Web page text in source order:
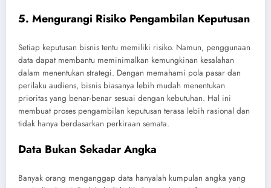
5. Mengurangi Risiko Pengambilan Keputusan
Setiap keputusan bisnis tentu memiliki risiko. Namun, penggunaan
data dapat membantu meminimalkan kemungkinan kesalahan
dalam menentukan strategi. Dengan memahami pola pasar dan
perilaku audiens, bisnis biasanya lebih mudah menentukan
prioritas yang benar-benar sesuai dengan kebutuhan. Hal ini
membuat proses pengambilan keputusan terasa lebih rasional dan
tidak hanya berdasarkan perkiraan semata.
Data Bukan Sekadar Angka
Banyak orang menganggap data hanyalah kumpulan angka yang